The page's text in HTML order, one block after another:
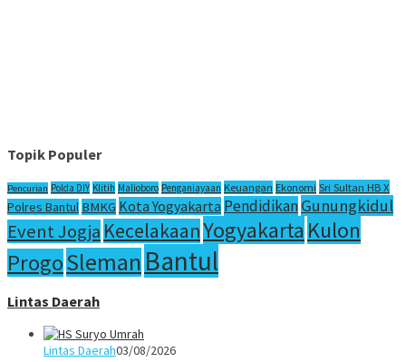
Topik Populer
Pencurian Polda DIY Klitih Malioboro Penganiayaan Keuangan Ekonomi Sri Sultan HB X
Polres Bantul BMKG Kota Yogyakarta PendidikanGunungkidul
Event Jogja KecelakaanYogyakarta Kulon
ProgoSleman Bantul
Lintas Daerah
Lintas Daerah03/08/2026